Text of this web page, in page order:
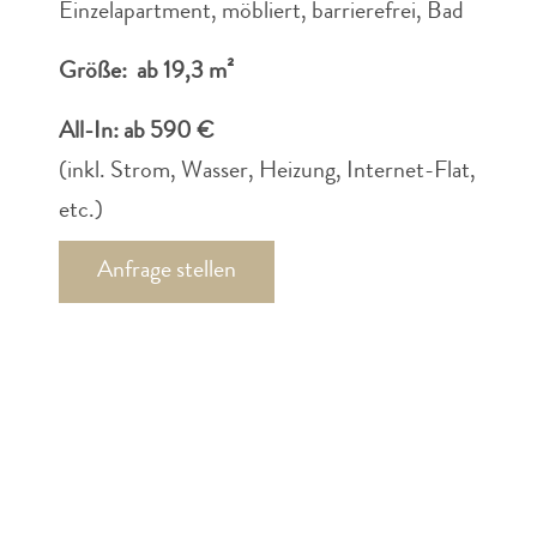
Einzelapartment, möbliert, barrierefrei, Bad
Größe: ab 19,3 m²
All-In: ab 590 €
(inkl. Strom, Wasser, Heizung, Internet-Flat,
etc.)
Anfrage stellen